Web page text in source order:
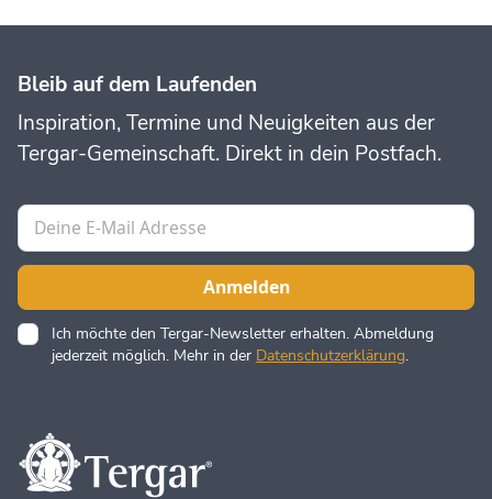
Bleib auf dem Laufenden
Inspiration, Termine und Neuigkeiten aus der
Tergar-Gemeinschaft. Direkt in dein Postfach.
Ich möchte den Tergar-Newsletter erhalten. Abmeldung
jederzeit möglich. Mehr in der Datenschutzerklärung.